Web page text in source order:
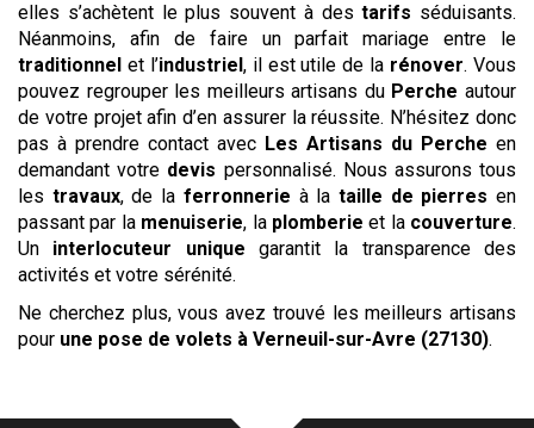
elles s’achètent le plus souvent à destarifs séduisants.
Néanmoins, afin de faire un parfait mariage entre le
traditionnel et l’industriel , il est utile de la rénover. Vous
pouvez regrouper les meilleurs artisans du Perche autour
de votre projet afin d’en assurer la réussite. N’hésitez donc
pas à prendre contact avec Les Artisans du Perche en
demandant votre devis personnalisé. Nous assurons tous
les travaux, de la ferronnerie à la taille de pierres en
passant par la menuiserie, la plomberie et la couverture.
Un interlocuteur unique garantit la transparence des
activités et votre sérénité.
Ne cherchez plus, vous avez trouvé les meilleurs artisans
pour une pose de volets à Verneuil-sur-Avre (27130).